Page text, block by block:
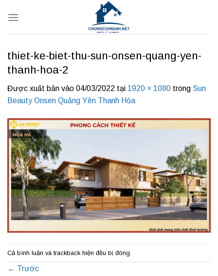
qua
thiet-ke-biet-thu-sun-onsen-quang-yen-
thanh-hoa-2
Được xuất bản vào 04/03/2022 tại 1920 × 1080 trong Sun
Beauty Onsen Quảng Yên Thanh Hóa
Cả bình luận và trackback hiện đều bị đóng.
← Trước